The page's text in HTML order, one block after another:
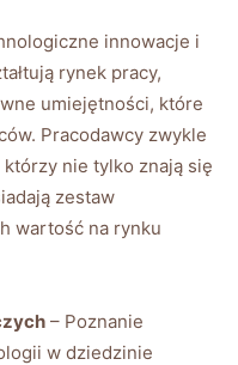
innowacje i
rynek pracy,
umiejętności, które
Pracodawcy zwykle
nie tylko znają się
zestaw
wartość na rynku
– Poznanie
w dziedzinie